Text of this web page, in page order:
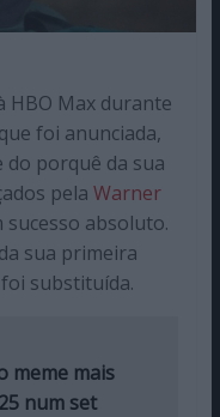
HBO Max durante
foi anunciada,
porquê da sua
pela Warner
sucesso absoluto.
sua primeira
substituída.
meme mais
num set